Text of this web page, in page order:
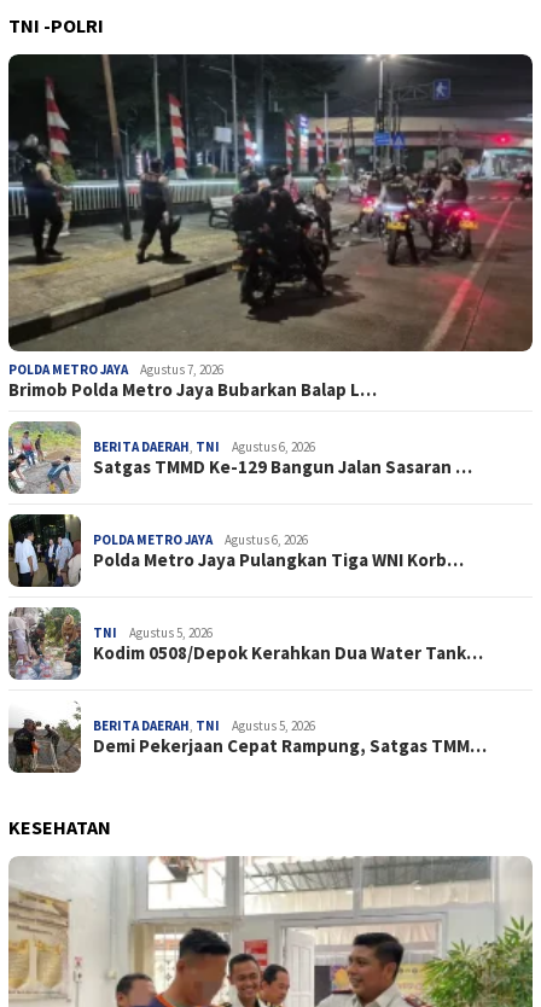
TNI -POLRI
POLDA METRO JAYA Agustus 7, 2026
Brimob Polda Metro Jaya Bubarkan Balap L…
BERITA DAERAH TNI Agustus 6, 2026
Satgas TMMD Ke-129 Bangun Jalan Sasaran …
POLDA METRO JAYA Agustus 6, 2026
Polda Metro Jaya Pulangkan Tiga WNI Korb…
TNI Agustus 5, 2026
Kodim 0508/Depok Kerahkan Dua Water Tank…
BERITA DAERAH TNI Agustus 5, 2026
Demi Pekerjaan Cepat Rampung, Satgas TMM…
KESEHATAN